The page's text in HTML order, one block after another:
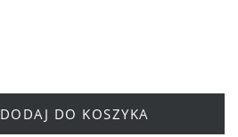
DODAJ DO KOSZYKA